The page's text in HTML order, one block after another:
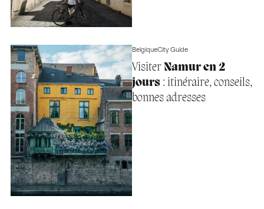
BelgiqueCity Guide
Visiter Namur en 2
jours: itinéraire, conseils,
bonnes adresses